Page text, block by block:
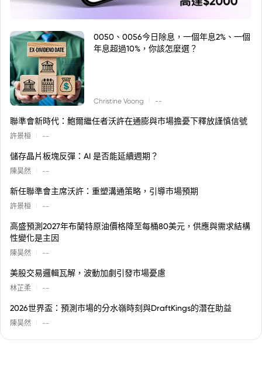
0050、0056今日除息，一個年息2%、一個
年息超過10%，你該怎麼選？
Christine Voong --
聯準會新時代：鮑爾繼任者沃許在通膨與市場擔憂下釋放謹慎信號
許景桓 --
儲存晶片板塊反彈：AI 是否能延續週期？
陳昊然 --
新任聯準會主席沃許：重塑溝通策略，引導市場預期
許景桓 --
高盛預測2027年布蘭特原油價格降至每桶80美元，供應與需求結構
性變化是主因
陳昊然 --
美股交易邏輯瓦解，波動加劇引發市場憂慮
林芷柔 --
2026世界盃：預測市場的分水嶺時刻與DraftKings的潛在助益
陳昊然 --